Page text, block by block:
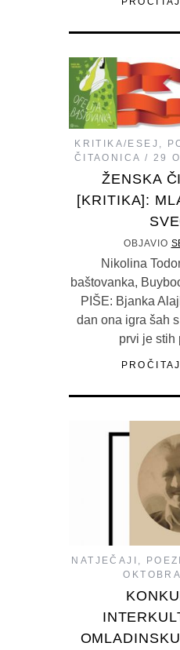
KRITIKA/ESEJ ,
ČITAONICA
29
ŽENSKA
[KRITIKA]:
OBJAVIO
Nikolina
baštovanka,
PIŠE: Bjanka
dan ona igra šah
prvi je
NATJEČAJI ,